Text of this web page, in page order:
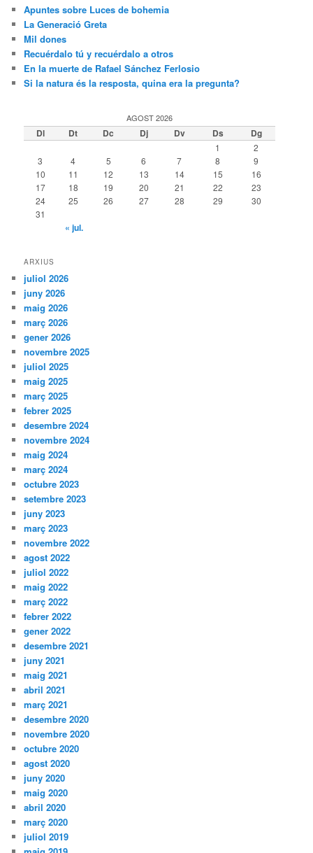
Apuntes sobre Luces de bohemia
La Generació Greta
Mil dones
Recuérdalo tú y recuérdalo a otros
En la muerte de Rafael Sánchez Ferlosio
Si la natura és la resposta, quina era la pregunta?
AGOST 2026
Dl Dt Dc Dj Dv Ds Dg
1
2
3
4 5 6 7 8
9
10
11 12 13 14 15
16
17
18 19 20 21 22
23
24
25 26 27 28 29
30
31
« jul.
ARXIUS
juliol 2026
juny 2026
maig 2026
març 2026
gener 2026
novembre 2025
juliol 2025
maig 2025
març 2025
febrer 2025
desembre 2024
novembre 2024
maig 2024
març 2024
octubre 2023
setembre 2023
juny 2023
març 2023
novembre 2022
agost 2022
juliol 2022
maig 2022
març 2022
febrer 2022
gener 2022
desembre 2021
juny 2021
maig 2021
abril 2021
març 2021
desembre 2020
novembre 2020
octubre 2020
agost 2020
juny 2020
maig 2020
abril 2020
març 2020
juliol 2019